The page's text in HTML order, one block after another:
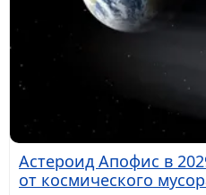
Астероид Апофис в
от космического